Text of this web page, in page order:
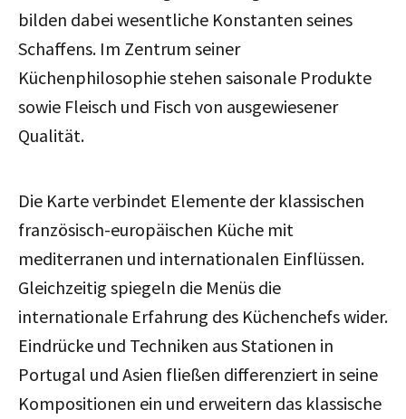
bilden dabei wesentliche Konstanten seines
Schaffens. Im Zentrum seiner
Küchenphilosophie stehen saisonale Produkte
sowie Fleisch und Fisch von ausgewiesener
Qualität.
Die Karte verbindet Elemente der klassischen
französisch-europäischen Küche mit
mediterranen und internationalen Einflüssen.
Gleichzeitig spiegeln die Menüs die
internationale Erfahrung des Küchenchefs wider.
Eindrücke und Techniken aus Stationen in
Portugal und Asien fließen differenziert in seine
Kompositionen ein und erweitern das klassische